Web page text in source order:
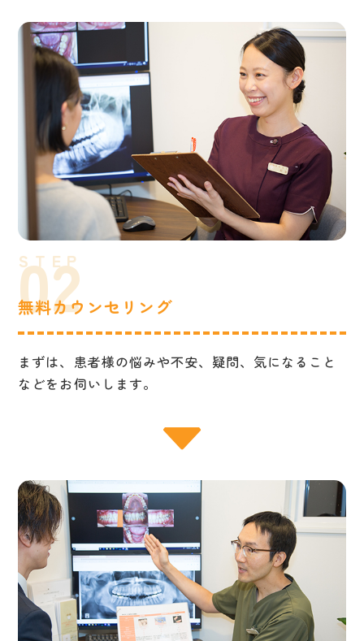
無料カウンセリング
まずは、患者様の悩みや不安、疑問、気になること
などをお伺いします。